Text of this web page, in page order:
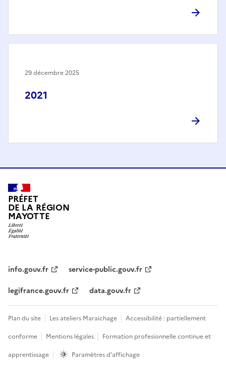
2021
29 décembre 2025
PRÉFET
DE LA RÉGION
MAYOTTE
info.gouv.fr
service-public.gouv.fr
legifrance.gouv.fr
data.gouv.fr
Plan du site Les ateliers Maraichage
Accessibilité : partiellement
conforme
Mentions légales
Formation profesionnelle continue et
apprentissage
Paramètres d'affichage